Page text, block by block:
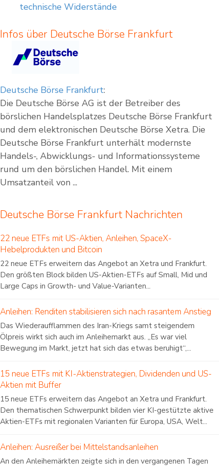
technische Widerstände
Infos über Deutsche Börse Frankfurt
Deutsche Börse Frankfurt:
Die Deutsche Börse AG ist der Betreiber des
börslichen Handelsplatzes Deutsche Börse Frankfurt
und dem elektronischen Deutsche Börse Xetra. Die
Deutsche Börse Frankfurt unterhält modernste
Handels-, Abwicklungs- und Informationssysteme
rund um den börslichen Handel. Mit einem
Umsatzanteil von ...
Deutsche Börse Frankfurt Nachrichten
22 neue ETFs mit US-Aktien, Anleihen, SpaceX-
Hebelprodukten und Bitcoin
22 neue ETFs erweitern das Angebot an Xetra und Frankfurt.
Den größten Block bilden US-Aktien-ETFs auf Small, Mid und
Large Caps in Growth- und Value-Varianten...
Anleihen: Renditen stabilisieren sich nach rasantem Anstieg
Das Wiederaufflammen des Iran-Kriegs samt steigendem
Ölpreis wirkt sich auch im Anleihemarkt aus. „Es war viel
Bewegung im Markt, jetzt hat sich das etwas beruhigt“,...
15 neue ETFs mit KI-Aktienstrategien, Dividenden und US-
Aktien mit Buffer
15 neue ETFs erweitern das Angebot an Xetra und Frankfurt.
Den thematischen Schwerpunkt bilden vier KI-gestützte aktive
Aktien-ETFs mit regionalen Varianten für Europa, USA, Welt...
Anleihen: Ausreißer bei Mittelstandsanleihen
An den Anleihemärkten zeigte sich in den vergangenen Tagen